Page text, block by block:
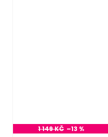
1 149 KČ –13 %